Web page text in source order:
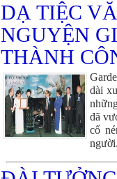
DẠ TIỆC
NGUYỆN
THÀNH
dài
đã
cố